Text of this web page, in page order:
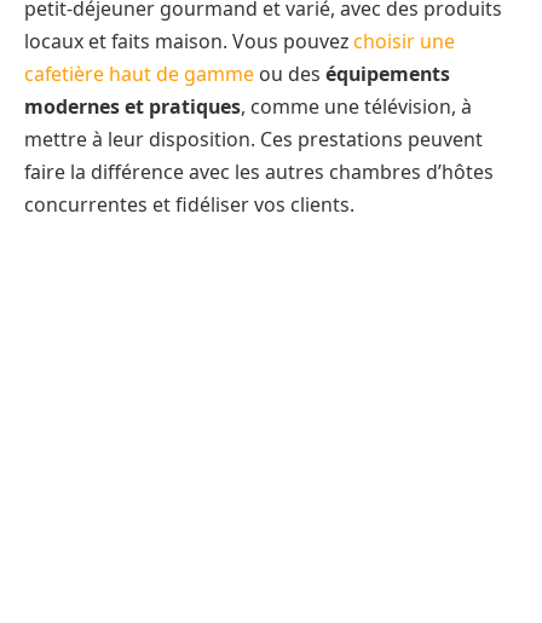
petit-déjeuner gourmand et varié, avec des produits
locaux et faits maison. Vous pouvezchoisir une
cafetière haut de gamme ou des équipements
modernes et pratiques, comme une télévision, à
mettre à leur disposition. Ces prestations peuvent
faire la différence avec les autres chambres d’hôtes
concurrentes et fidéliser vos clients.